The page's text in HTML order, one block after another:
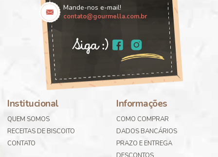
Mande-nos e-mail!
contato@gourmella.com.br
Institucional
QUEM SOMOS
RECEITAS DE BISCOITO
CONTATO
Informações
COMO COMPRAR
DADOS BANCÁRIOS
PRAZO E ENTREGA